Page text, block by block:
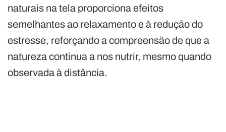
naturais na tela proporciona efeitos
semelhantes ao relaxamento e à redução do
estresse, reforçando a compreensão de que a
natureza continua a nos nutrir, mesmo quando
observada à distância.